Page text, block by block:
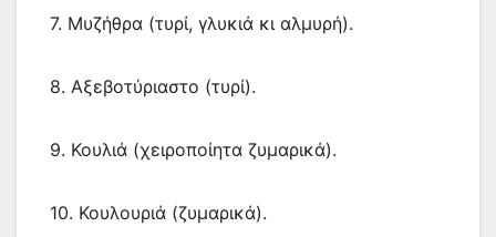
7. Μυζήθρα (τυρί, γλυκιά κι αλμυρή).
8. Αξεβοτύριαστο (τυρί).
9. Κουλιά (χειροποίητα ζυμαρικά).
10. Κουλουριά (ζυμαρικά).